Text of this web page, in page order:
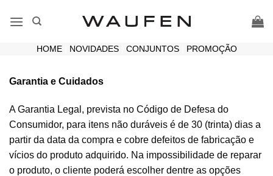
HOME| NOVIDADES| CONJUNTOS| PROMOÇÃO
Garantia e Cuidados
A Garantia Legal, prevista no Código de Defesa do
Consumidor, para itens não duráveis é de 30 (trinta) dias a
partir da data da compra e cobre defeitos de fabricação e
vícios do produto adquirido. Na impossibilidade de reparar
o produto, o cliente poderá escolher dentre as opções